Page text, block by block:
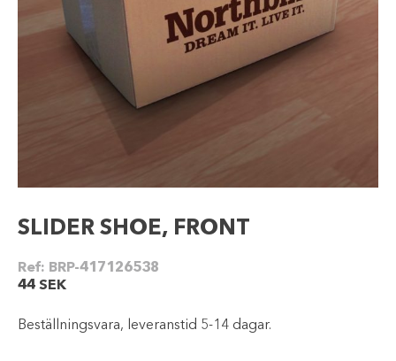
SLIDER SHOE, FRONT
Ref: BRP-417126538
44 SEK
Beställningsvara, leveranstid 5-14 dagar.